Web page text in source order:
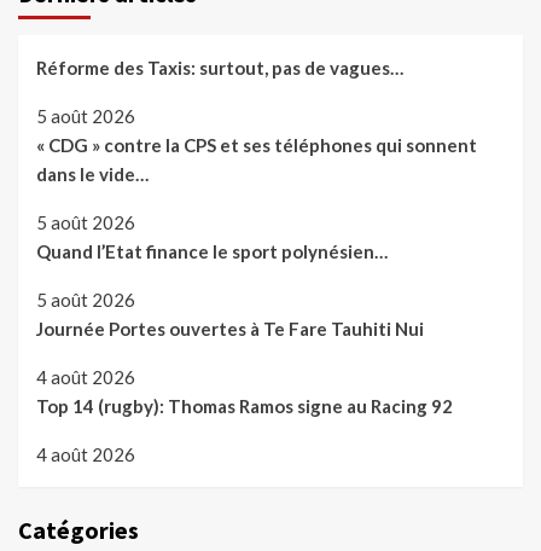
Réforme des Taxis: surtout, pas de vagues…
5 août 2026
« CDG » contre la CPS et ses téléphones qui sonnent
dans le vide…
5 août 2026
Quand l’Etat finance le sport polynésien…
5 août 2026
Journée Portes ouvertes à Te Fare Tauhiti Nui
4 août 2026
Top 14 (rugby): Thomas Ramos signe au Racing 92
4 août 2026
Catégories